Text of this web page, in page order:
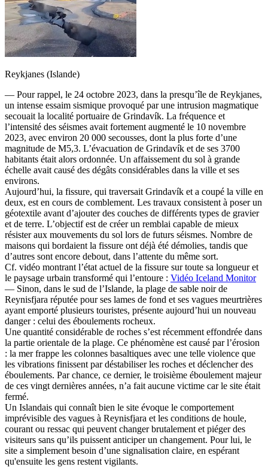
Reykjanes (Islande)
— Pour rappel, le 24 octobre 2023, dans la presqu’île de Reykjanes,
un intense essaim sismique provoqué par une intrusion magmatique
secouait la localité portuaire de Grindavík. La fréquence et
l’intensité des séismes avait fortement augmenté le 10 novembre
2023, avec environ 20 000 secousses, dont la plus forte d’une
magnitude de M5,3. L’évacuation de Grindavík et de ses 3700
habitants était alors ordonnée. Un affaissement du sol à grande
échelle avait causé des dégâts considérables dans la ville et ses
environs.
Aujourd’hui, la fissure, qui traversait Grindavík et a coupé la ville en
deux, est en cours de comblement. Les travaux consistent à poser un
géotextile avant d’ajouter des couches de différents types de gravier
et de terre. L’objectif est de créer un remblai capable de mieux
résister aux mouvements du sol lors de futurs séismes. Nombre de
maisons qui bordaient la fissure ont déjà été démolies, tandis que
d’autres sont encore debout, dans l’attente du même sort.
Cf. vidéo montrant l’état actuel de la fissure sur toute sa longueur et
le paysage urbain transformé qui l’entoure : Vidéo Iceland Monitor
— Sinon, dans le sud de l’Islande, la plage de sable noir de
Reynisfjara réputée pour ses lames de fond et ses vagues meurtrières
ayant emporté plusieurs touristes, présente aujourd’hui un nouveau
danger : celui des éboulements rocheux.
Une quantité considérable de roches s’est récemment effondrée dans
la partie orientale de la plage. Ce phénomène est causé par l’érosion
: la mer frappe les colonnes basaltiques avec une telle violence que
les vibrations finissent par déstabiliser les roches et déclencher des
éboulements. Par chance, ce dernier, le troisième éboulement majeur
de ces vingt dernières années, n’a fait aucune victime car le site était
fermé.
Un Islandais qui connaît bien le site évoque le comportement
imprévisible des vagues à Reynisfjara et les conditions de houle,
courant ou ressac qui peuvent changer brutalement et piéger des
visiteurs sans qu’ils puissent anticiper un changement. Pour lui, le
site a simplement besoin d’une signalisation claire, en espérant
qu'ensuite les gens restent vigilants.